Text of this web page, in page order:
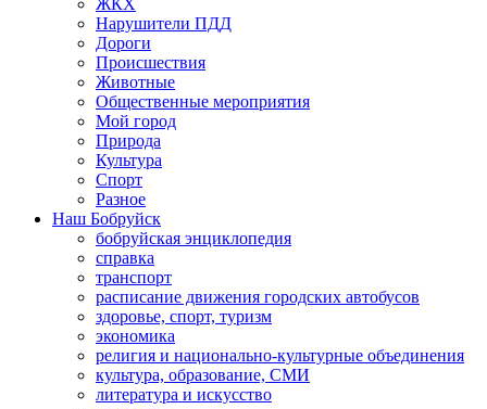
ЖКХ
Нарушители ПДД
Дороги
Происшествия
Животные
Общественные мероприятия
Мой город
Природа
Культура
Спорт
Разное
Наш Бобруйск
бобруйская энциклопедия
справка
транспорт
расписание движения городских автобусов
здоровье, спорт, туризм
экономика
религия и национально-культурные объединения
культура, образование, СМИ
литература и искусство